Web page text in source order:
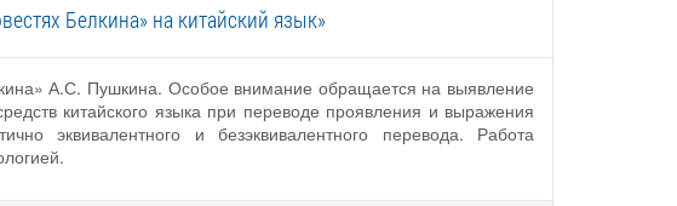
Белкина» на китайский язык»
А.С. Пушкина. Особое внимание обращается на выявление
китайского языка при переводе проявления и выражения
эквивалентного и безэквивалентного перевода. Работа